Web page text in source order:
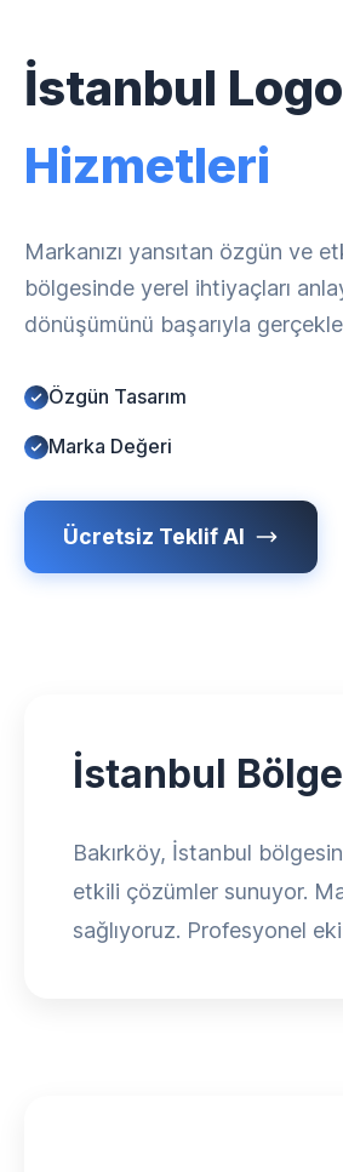
İstanbul
Hizmetleri
Markanızı yansıtan özgün ve
bölgesinde yerel ihtiyaçları
dönüşümünü başarıyla
Özgün Tasarım
Marka Değeri
Ücretsiz Teklif Al
İstanbul
Bakırköy, İstanbul
etkili çözümler sunuyor.
sağlıyoruz. Profesyonel